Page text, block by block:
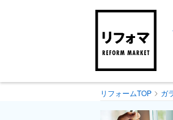
リフォームTOP ガ